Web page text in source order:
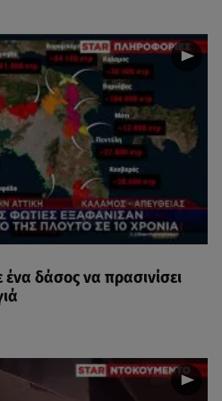
δάσος να πρασινίσει